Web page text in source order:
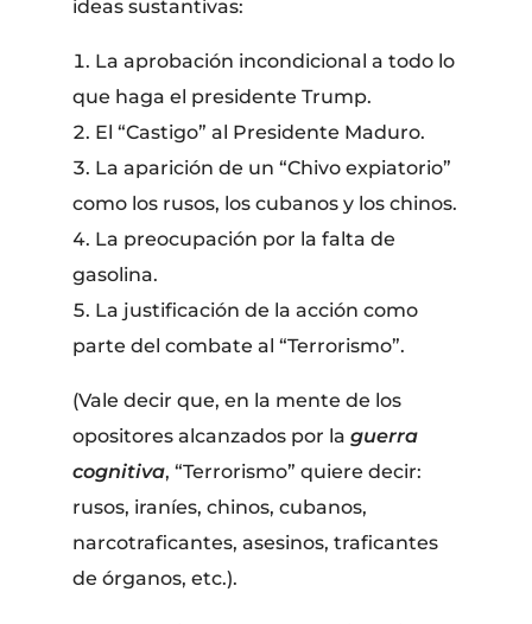
ideas sustantivas:
La aprobación incondicional a todo lo
que haga el presidente Trump.
El “Castigo” al Presidente Maduro.
La aparición de un “Chivo expiatorio”
como los rusos, los cubanos y los chinos.
La preocupación por la falta de
gasolina.
La justificación de la acción como
parte del combate al “Terrorismo”.
(Vale decir que, en la mente de los
opositores alcanzados por laguerra
cognitiva, “Terrorismo” quiere decir:
rusos, iraníes, chinos, cubanos,
narcotraficantes, asesinos, traficantes
de órganos, etc.).